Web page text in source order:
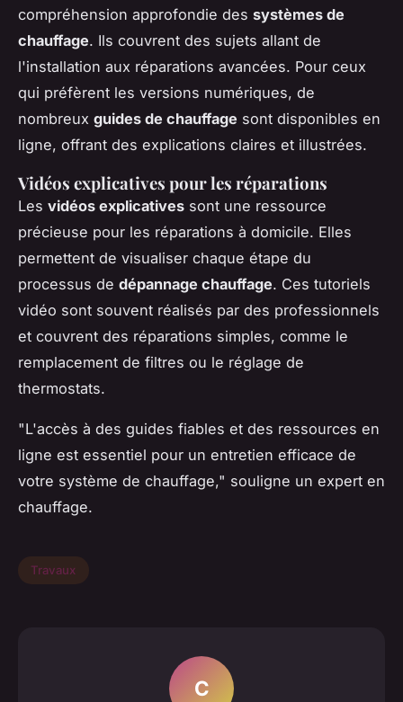
compréhension approfondie des systèmes de
chauffage. Ils couvrent des sujets allant de
l'installation aux réparations avancées. Pour ceux
qui préfèrent les versions numériques, de
nombreux guides de chauffage sont disponibles en
ligne, offrant des explications claires et illustrées.
Vidéos explicatives pour les réparations
Les vidéos explicatives sont une ressource
précieuse pour les réparations à domicile. Elles
permettent de visualiser chaque étape du
processus de dépannage chauffage. Ces tutoriels
vidéo sont souvent réalisés par des professionnels
et couvrent des réparations simples, comme le
remplacement de filtres ou le réglage de
thermostats.
"L'accès à des guides fiables et des ressources en
ligne est essentiel pour un entretien efficace de
votre système de chauffage," souligne un expert en
chauffage.
Travaux
C